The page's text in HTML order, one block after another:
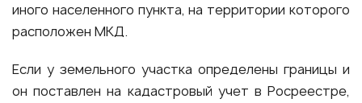
иного населенного пункта, на территории которого
расположен МКД.
Если у земельного участка определены границы и
он поставлен на кадастровый учет в Росреестре,